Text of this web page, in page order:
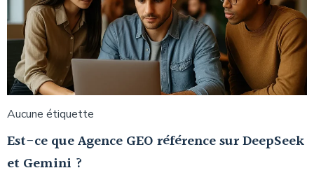
Aucune étiquette
Est-ce que Agence GEO référence sur DeepSeek
et Gemini ?